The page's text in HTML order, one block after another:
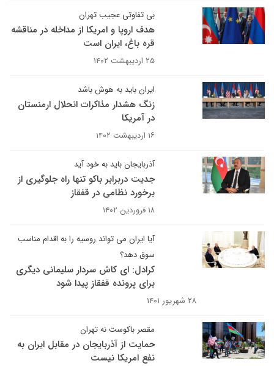
بی تفاوتی عجیب تهران
هدف اروپا و امریکا از مداخله در مناقشه
قره باغ، ایران است
۲۵ اردیبهشت ۱۴۰۲
ایران باید به هوش باشد
زنگ هشدار مذاکرات انحلال ارمنستان
در آمریکا
۱۶ اردیبهشت ۱۴۰۲
آذربایجان باید به خود آید
جدیت دربرابر باکو تنها راه جلوگیری از
برخورد نظامی در قفقاز
۱۸ فروردین ۱۴۰۲
آیا ایران می تواند روسیه را به اقدام مناسب
سوق دهد؟
کرادل: ای کاش سردار سلیمانی دیگری
برای پرونده قفقاز پیدا شود
۲۸ شهریور ۱۴۰۱
مقصر باکوست نه تهران
حمایت از آذربایجان در مقابل ایران به
نفع امریکا نیست